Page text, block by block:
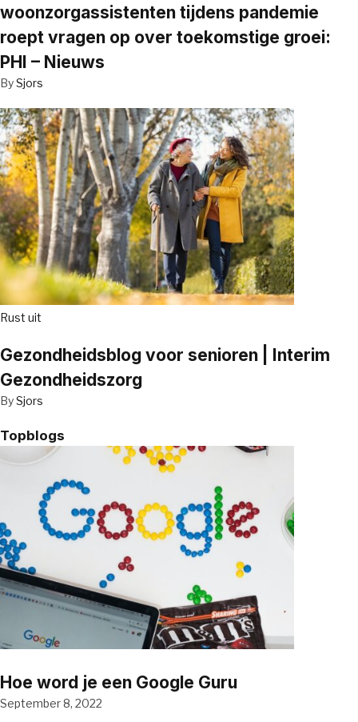
woonzorgassistenten tijdens pandemie
roept vragen op over toekomstige groei:
PHI – Nieuws
BySjors
Rust uit
Gezondheidsblog voor senioren | Interim
Gezondheidszorg
BySjors
Topblogs
Hoe word je een Google Guru
September 8, 2022